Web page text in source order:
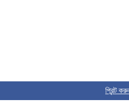
প্রিন্ট